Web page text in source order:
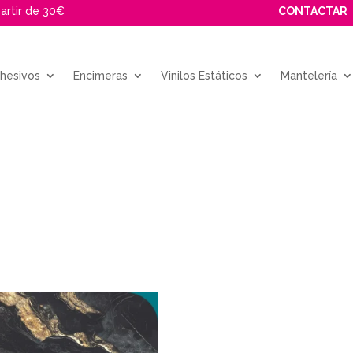
de 30€ CONTACTAR
Encimeras Vinilos Estáticos Mantelería